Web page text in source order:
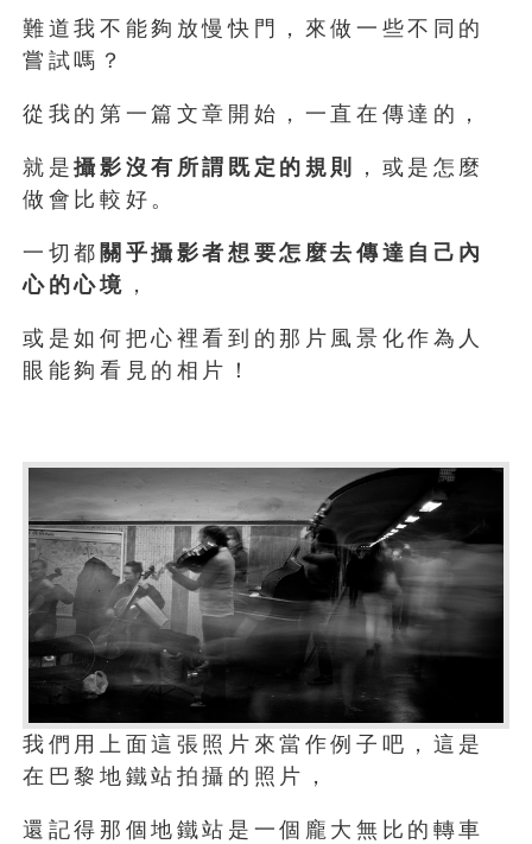
難道我不能夠放慢快門，來做一些不同的
嘗試嗎？
從我的第一篇文章開始，一直在傳達的，
就是攝影沒有所謂既定的規則
，或是怎麼
做會比較好。
一切都 關乎攝影者想要怎麼去傳達自己內
心的心境 ，
或是如何把心裡看到的那片風景化作為人
眼能夠看見的相片！
我們用上面這張照片來當作例子吧，這是
在巴黎地鐵站拍攝的照片，
還記得那個地鐵站是一個龐大無比的轉車